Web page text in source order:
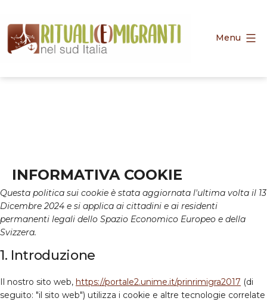
contenuto
Menu
INFORMATIVA COOKIE
Questa politica sui cookie è stata aggiornata l'ultima volta il 13
Dicembre 2024 e si applica ai cittadini e ai residenti
permanenti legali dello Spazio Economico Europeo e della
Svizzera.
1. Introduzione
Il nostro sito web, https://portale2.unime.it/prinrimigra2017 (di
seguito: "il sito web") utilizza i cookie e altre tecnologie correlate